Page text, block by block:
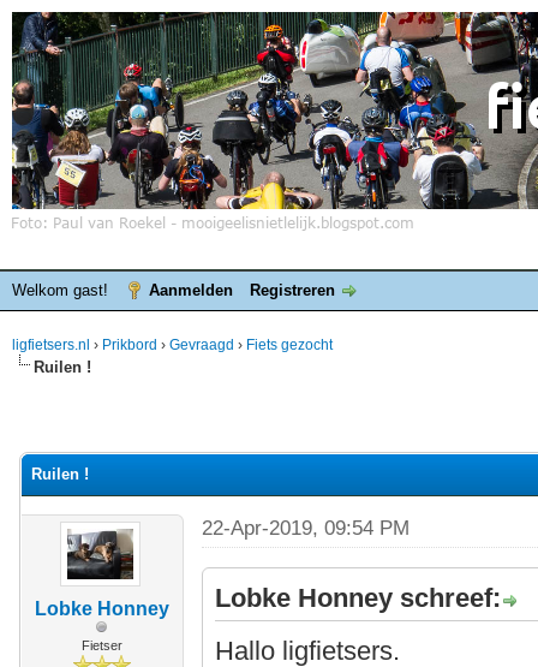
Welkom gast! Aanmelden Registreren
ligfietsers.nl › Prikbord › Gevraagd › Fiets gezocht
Ruilen !
Ruilen !
Lobke Honney
Fietser
22-Apr-2019, 09:54 PM
Lobke Honney schreef:
Hallo ligfietsers.